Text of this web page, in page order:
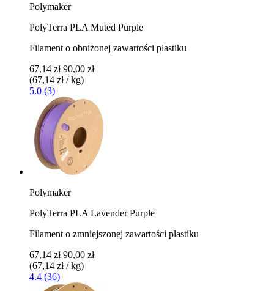
Polymaker
PolyTerra PLA Muted Purple
Filament o obniżonej zawartości plastiku
67,14 zł 90,00 zł
(67,14 zł / kg)
5.0 (3)
Polymaker
PolyTerra PLA Lavender Purple
Filament o zmniejszonej zawartości plastiku
67,14 zł 90,00 zł
(67,14 zł / kg)
4.4 (36)